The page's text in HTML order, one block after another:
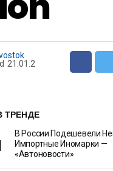
21.01.2
ТРЕНДЕ
В России Подешевели
Импортные Иномарки —
«Автоновости»